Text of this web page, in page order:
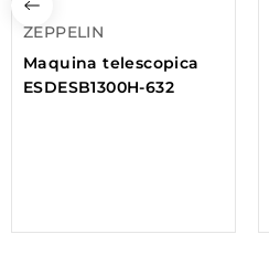
ZEPPELIN
Maquina telescopica
ESDESB1300H-632